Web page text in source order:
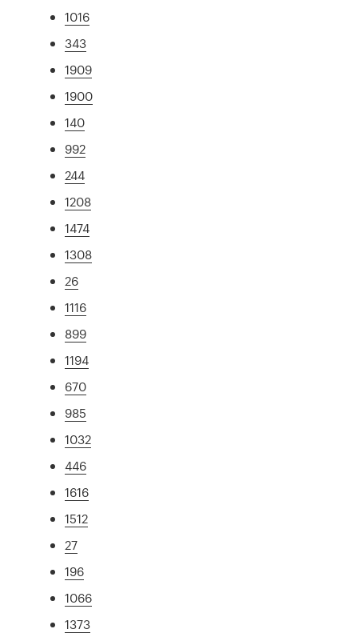
1016
343
1909
1900
140
992
244
1208
1474
1308
26
1116
899
1194
670
985
1032
446
1616
1512
27
196
1066
1373